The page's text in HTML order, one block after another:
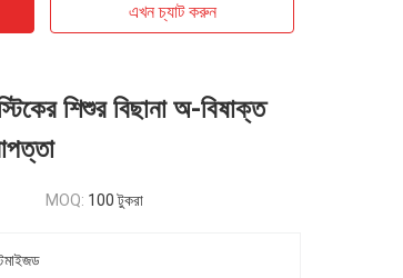
এখন চ্যাট করুন
শিশুর বিছানা অ-বিষাক্ত
MOQ: 100 টুকরা